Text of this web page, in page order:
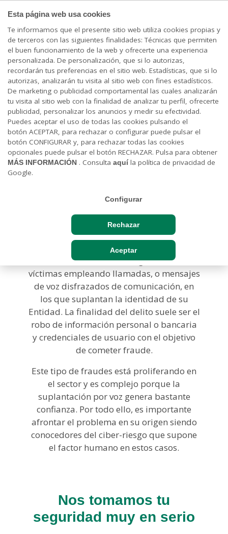
Esta página web usa cookies
Te informamos que el presente sitio web utiliza cookies propias y
de terceros con las siguientes finalidades: Técnicas que permiten
el buen funcionamiento de la web y ofrecerte una experiencia
personalizada. De personalización, que si lo autorizas,
recordarán tus preferencias en el sitio web. Estadísticas, que si lo
autorizas, analizarán tu visita al sitio web con fines estadísticos.
De marketing o publicidad comportamental las cuales analizarán
tu visita al sitio web con la finalidad de analizar tu perfil, ofrecerte
publicidad, personalizar los anuncios y medir su efectividad.
Puedes aceptar el uso de todas las cookies pulsando el
botón ACEPTAR, para rechazar o configurar puede pulsar el
botón CONFIGURAR y, para rechazar todas las cookies
opcionales puede pulsar el botón RECHAZAR. Pulsa para obtener
MÁS INFORMACIÓN . Consulta aquíla política de privacidad de
Google.
Configurar
Rechazar
Aceptar
Cargando contenido, por favor espere...
El periodo estival es uno de los momentos
campañas maliciosas.
Recientemente se están llevando a cabo
numerososataques de phishing vía
telefónica, denominados vishing
los ciberdelincuentes engañan a sus
víctimas empleando llamadas, o mensajes
de voz disfrazados de comunicación, en
los que suplantan la identidad de su
Entidad. La finalidad del delito suele ser el
robo de información personal o bancaria
y credenciales de usuario con el objetivo
de cometer fraude.
Este tipo de fraudes está proliferando en
el sector y es complejo porque la
suplantación por voz genera bastante
confianza. Por todo ello, es importante
afrontar el problema en su origen siendo
conocedores del ciber-riesgo que supone
el factor humano en estos casos.
Nos tomamos tu
seguridad muy en serio